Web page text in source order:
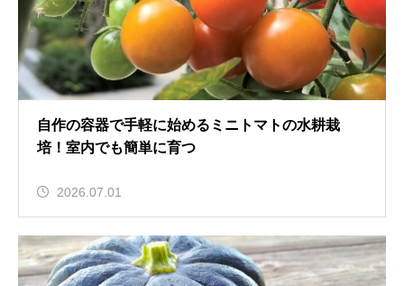
自作の容器で手軽に始めるミニトマトの水耕栽
培！室内でも簡単に育つ
2026.07.01